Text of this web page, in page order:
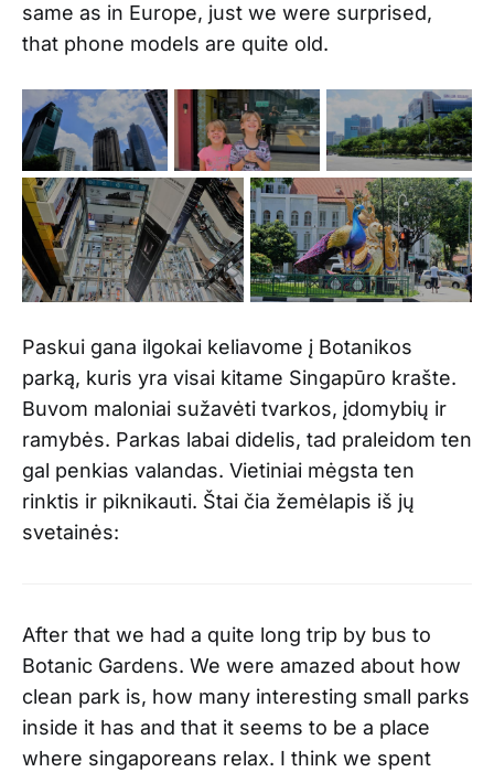
same as in Europe, just we were surprised,
that phone models are quite old.
Paskui gana ilgokai keliavome į Botanikos
parką, kuris yra visai kitame Singapūro krašte.
Buvom maloniai sužavėti tvarkos, įdomybių ir
ramybės. Parkas labai didelis, tad praleidom ten
gal penkias valandas. Vietiniai mėgsta ten
rinktis ir piknikauti. Štai čia žemėlapis iš jų
svetainės:
After that we had a quite long trip by bus to
Botanic Gardens. We were amazed about how
clean park is, how many interesting small parks
inside it has and that it seems to be a place
where singaporeans relax. I think we spent